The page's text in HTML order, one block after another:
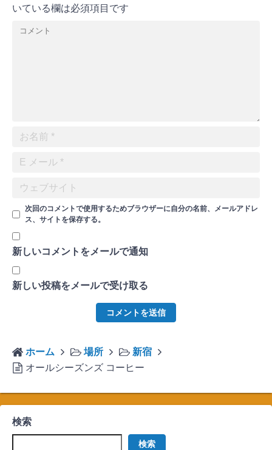
いている欄は必須項目です
次回のコメントで使用するためブラウザーに自分の名前、メールアドレ
ス、サイトを保存する。
新しいコメントをメールで通知
新しい投稿をメールで受け取る
ホーム 場所
新宿
オールシーズンズ コーヒー
検索
検索